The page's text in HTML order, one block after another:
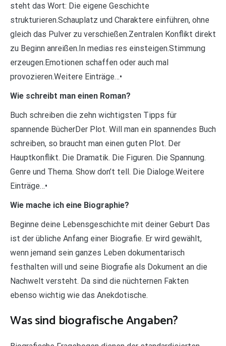
steht das Wort: Die eigene Geschichte
strukturieren.Schauplatz und Charaktere einführen, ohne
gleich das Pulver zu verschießen.Zentralen Konflikt direkt
zu Beginn anreißen.In medias res einsteigen.Stimmung
erzeugen.Emotionen schaffen oder auch mal
provozieren.Weitere Einträge…•
Wie schreibt man einen Roman?
Buch schreiben die zehn wichtigsten Tipps für
spannende BücherDer Plot. Will man ein spannendes Buch
schreiben, so braucht man einen guten Plot. Der
Hauptkonflikt. Die Dramatik. Die Figuren. Die Spannung.
Genre und Thema. Show don’t tell. Die Dialoge.Weitere
Einträge…•
Wie mache ich eine Biographie?
Beginne deine Lebensgeschichte mit deiner Geburt Das
ist der übliche Anfang einer Biografie. Er wird gewählt,
wenn jemand sein ganzes Leben dokumentarisch
festhalten will und seine Biografie als Dokument an die
Nachwelt versteht. Da sind die nüchternen Fakten
ebenso wichtig wie das Anekdotische.
Was sind biografische Angaben?